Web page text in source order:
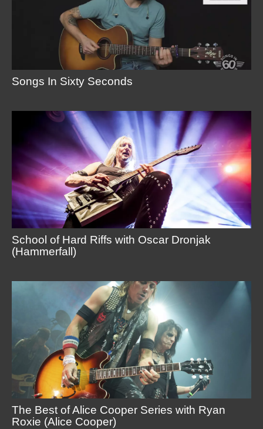
Songs In Sixty Seconds
School of Hard Riffs with Oscar Dronjak
(Hammerfall)
The Best of Alice Cooper Series with Ryan
Roxie (Alice Cooper)